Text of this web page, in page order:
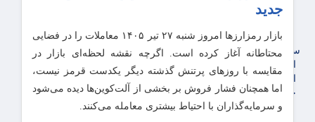
فناوری
آکادمی آموزش اقتصادی
سایر رسانه ها
اقتصاد فارسی
اقتصاد آفرین
خرید انواع دیزل ژنراتور
جدید
بازار رمزارز‌ها امروز شنبه ۲۷ تیر ۱۴۰۵ معاملات را در فضایی
محتاطانه آغاز کرده است. اگرچه نقشه لحظه‌ای بازار در
مقایسه با روز‌های پرتنش گذشته دیگر یکدست قرمز نیست،
اما همچنان فشار فروش بر بخشی از آلت‌کوین‌ها دیده می‌شود
و سرمایه‌گذاران با احتیاط بیشتری معامله می‌کنند.